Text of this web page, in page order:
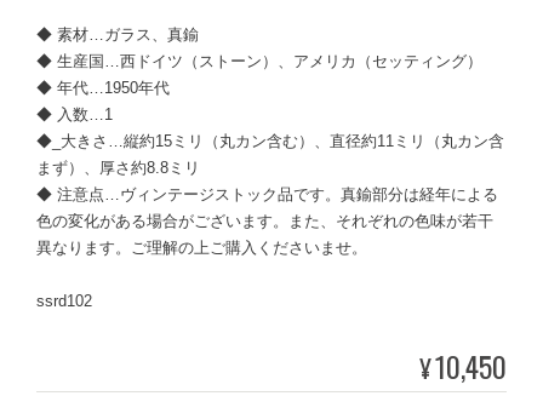
◆ 素材…ガラス、真鍮
◆ 生産国…西ドイツ（ストーン）、アメリカ（セッティング）
◆ 年代…1950年代
◆ 入数…1
◆_大きさ…縦約15ミリ（丸カン含む）、直径約11ミリ（丸カン含
まず）、厚さ約8.8ミリ
◆ 注意点…ヴィンテージストック品です。真鍮部分は経年による
色の変化がある場合がございます。また、それぞれの色味が若干
異なります。ご理解の上ご購入くださいませ。
ssrd102
¥10,450